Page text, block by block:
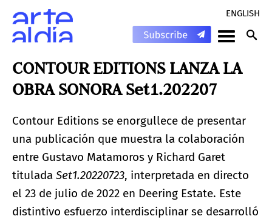
ENGLISH
CONTOUR EDITIONS LANZA LA
OBRA SONORA Set1.202207
Contour Editions se enorgullece de presentar
una publicación que muestra la colaboración
entre Gustavo Matamoros y Richard Garet
titulada Set1.20220723, interpretada en directo
el 23 de julio de 2022 en Deering Estate. Este
distintivo esfuerzo interdisciplinar se desarrolló